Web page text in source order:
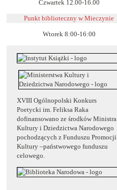
Czwartek 12.00-16.00
Punkt biblioteczny w Mieczynie
Wtorek 8:00-16:00
XVIII Ogólnopolski Konkurs
Poetycki im. Feliksa Raka
dofinansowano ze środków Ministra
Kultury i Dziedzictwa Narodowego
pochodzących z Funduszu Promocji
Kultury –państwowego funduszu
celowego.